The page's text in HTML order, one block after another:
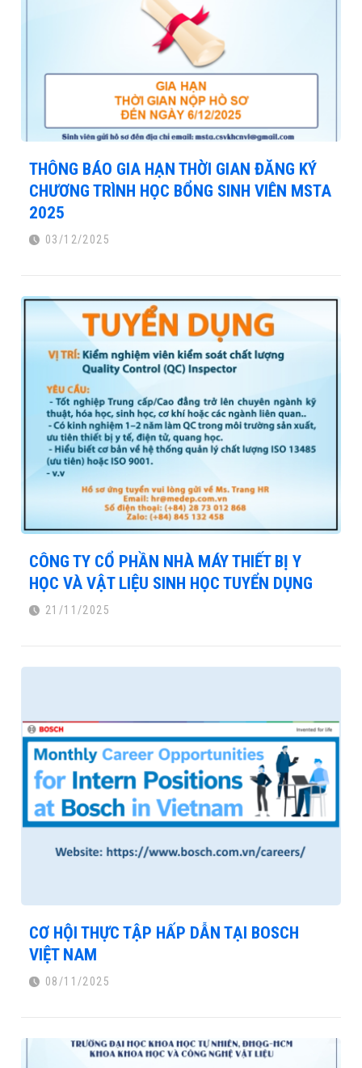
THÔNG BÁO GIA HẠN THỜI GIAN ĐĂNG KÝ
CHƯƠNG TRÌNH HỌC BỔNG SINH VIÊN MSTA
2025
03/12/2025
CÔNG TY CỔ PHẦN NHÀ MÁY THIẾT BỊ Y
HỌC VÀ VẬT LIỆU SINH HỌC TUYỂN DỤNG
21/11/2025
CƠ HỘI THỰC TẬP HẤP DẪN TẠI BOSCH
VIỆT NAM
08/11/2025